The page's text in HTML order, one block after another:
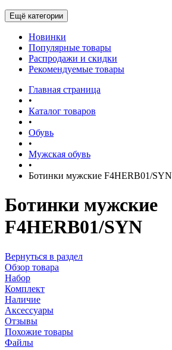
Ещё категории
Новинки
Популярные товары
Распродажи и скидки
Рекомендуемые товары
Главная страница
•
Каталог товаров
•
Обувь
•
Мужская обувь
•
Ботинки мужские F4HERB01/SYN
Ботинки мужские
F4HERB01/SYN
Вернуться в раздел
Обзор товара
Набор
Комплект
Наличие
Аксессуары
Отзывы
Похожие товары
Файлы